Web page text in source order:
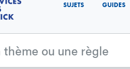
SUJETS GUIDES